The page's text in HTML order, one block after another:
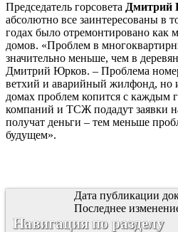
Председатель горсовета Дмитрий
абсолютно все заинтересованы в
годах было отремонтировано
домов. «Проблем в
значительно меньше, чем в
Дмитрий Юрков. – Проблема
ветхий и аварийный жилфонд, но
домах проблем копится с каждым
компаний и ТСЖ подадут заявки
получат деньги – тем меньше
будущем».
Дата публикации
Последнее
Навигация по разделу